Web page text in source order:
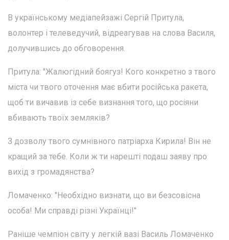
В українському медіапейзажі Сергій Притула,
волонтер і телеведучий, відреагував на слова Василя,
долучившись до обговорення.
Притула: "Жалюгідний боягуз! Кого конкретно з твого
міста чи твого оточення має вбити російська ракета,
щоб ти вичавив із себе визнання того, що росіяни
вбивають твоїх земляків?
З дозволу твого сумнівного патріарха Кирила! Він не
кращий за тебе. Коли ж ти нарешті подаш заяву про
вихід з громадянства?
Ломаченко: "Необхідно визнати, що ви безсовісна
особа! Ми справді різні Українці!"
Раніше чемпіон світу у легкій вазі Василь Ломаченко